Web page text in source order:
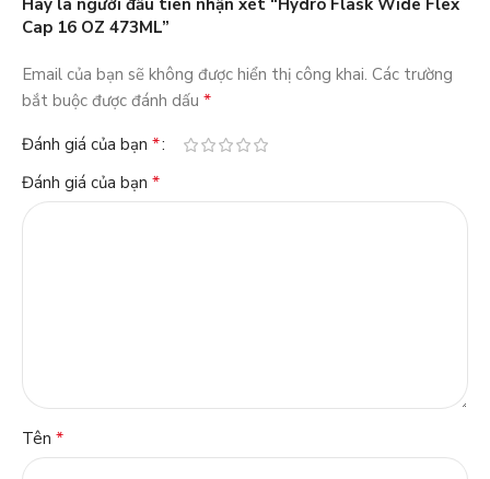
Hãy là người đầu tiên nhận xét “Hydro Flask Wide Flex
Cap 16 OZ 473ML”
Email của bạn sẽ không được hiển thị công khai. Các trường
bắt buộc được đánh dấu *
Đánh giá của bạn *
Đánh giá của bạn *
Tên *